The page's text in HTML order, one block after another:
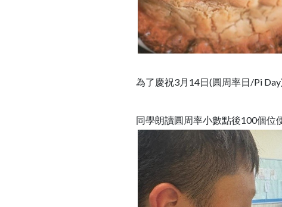
為了慶祝3月14日(圓周率日/Pi
同學朗讀圓周率小數點後100個位